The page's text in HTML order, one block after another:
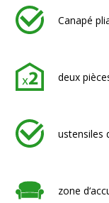
Canapé
deux
ustensiles
zone